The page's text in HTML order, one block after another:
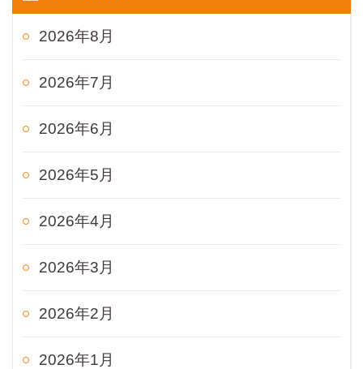
2026年8月
2026年7月
2026年6月
2026年5月
2026年4月
2026年3月
2026年2月
2026年1月